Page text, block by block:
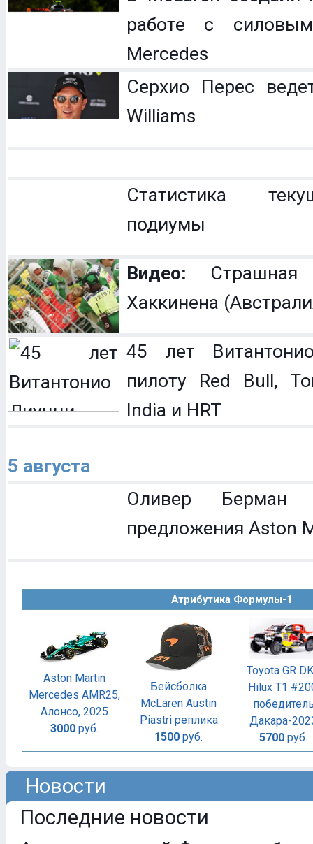
работе с
Mercedes
Серхио Перес
Williams
Статистика
подиумы
Видео: Страшная
Хаккинена
45 лет
пилоту Red Bull,
India и HRT
5 августа
Оливер Берман
предложения Aston
Атрибутика Формулы-1
Aston Martin
Mercedes AMR25,
Алонсо, 2025
3000руб.
Бейсболка
McLaren Austin
Piastri реплика
1500 руб.
Toyota GR
Hilux T1
Дакара-
5700 руб.
Новости
Последние новости